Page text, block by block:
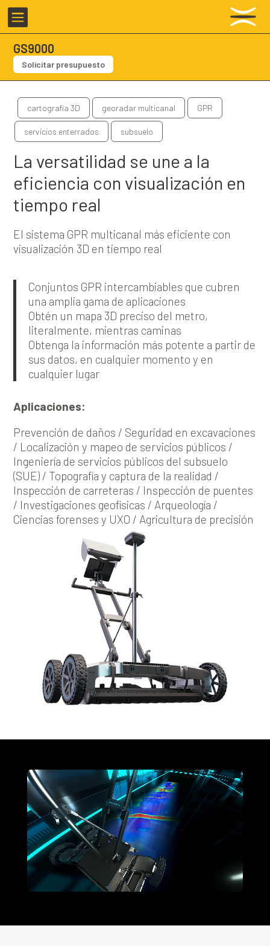

GS9000
Solicitar presupuesto
cartografía 3D georadar multicanal GPR
servicios enterrados subsuelo
La versatilidad se une a la
eficiencia con visualización en
tiempo real
El sistema GPR multicanal más eficiente con
visualización 3D en tiempo real
Conjuntos GPR intercambiables que cubren
una amplia gama de aplicaciones
Obtén un mapa 3D preciso del metro,
literalmente, mientras caminas
Obtenga la información más potente a partir de
sus datos, en cualquier momento y en
cualquier lugar
Aplicaciones:
Prevención de daños / Seguridad en excavaciones
/ Localización y mapeo de servicios públicos /
Ingeniería de servicios públicos del subsuelo
(SUE) / Topografía y captura de la realidad /
Inspección de carreteras / Inspección de puentes
/ Investigaciones geofísicas / Arqueología /
Ciencias forenses y UXO / Agricultura de precisión